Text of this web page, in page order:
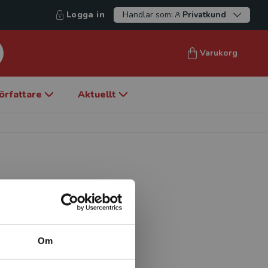
Om
Logga in Handlar som: Privatkund
Varukorg
Aktuellt
svenska som andraspråk